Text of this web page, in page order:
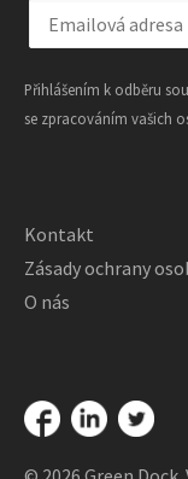
Přihlášením k odběru
se zpracováním vašich
Kontakt
Zásady ochrany
O nás